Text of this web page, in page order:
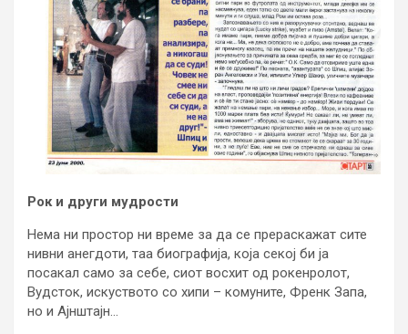
Рок и други мудрости
Нема ни простор ни време за да се прераскажат сите
нивни анегдоти, таа биографија, која секој би ја
посакал само за себе, сиот восхит од рокенролот,
Вудсток, искуството со хипи – комуните, Френк Запа,
но и Ајнштајн…